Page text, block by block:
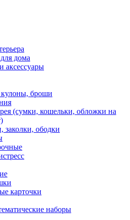
дома
аксессуары
кулоны, броши
(сумки, кошельки, обложки на
заколки, ободки
карточки
наборы